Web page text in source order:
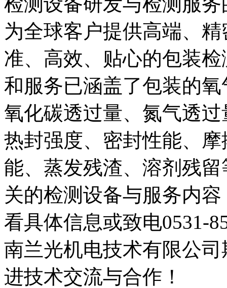
为全球客户提供高端、
准、高效、贴心的包装
和服务已涵盖了包装的
氧化碳透过量、氮气透
热封强度、密封性能、
能、蒸发残渣、溶剂残
关的检测设备与服务内
看具体信息或致电0531-
南兰光机电技术有限公
进技术交流与合作！